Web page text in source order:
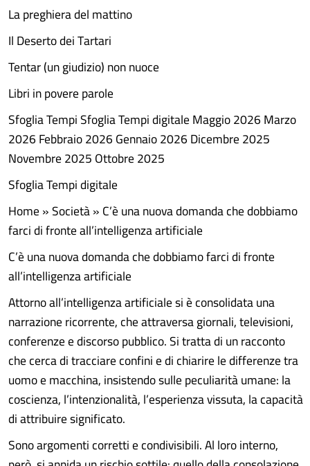
La preghiera del mattino
Il Deserto dei Tartari
Tentar (un giudizio) non nuoce
Libri in povere parole
Sfoglia Tempi Sfoglia Tempi digitale Maggio 2026 Marzo
2026 Febbraio 2026 Gennaio 2026 Dicembre 2025
Novembre 2025 Ottobre 2025
Sfoglia Tempi digitale
Home » Società » C’è una nuova domanda che dobbiamo
farci di fronte all’intelligenza artificiale
C’è una nuova domanda che dobbiamo farci di fronte
all’intelligenza artificiale
Attorno all’intelligenza artificiale si è consolidata una
narrazione ricorrente, che attraversa giornali, televisioni,
conferenze e discorso pubblico. Si tratta di un racconto
che cerca di tracciare confini e di chiarire le differenze tra
uomo e macchina, insistendo sulle peculiarità umane: la
coscienza, l’intenzionalità, l’esperienza vissuta, la capacità
di attribuire significato.
Sono argomenti corretti e condivisibili. Al loro interno,